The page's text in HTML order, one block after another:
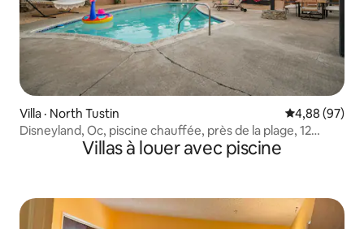
Villa · North Tustin Note
4,88 (97)
Disneyland, Oc, piscine chauffée, près de la plage, 12
Villas à louer avec piscine